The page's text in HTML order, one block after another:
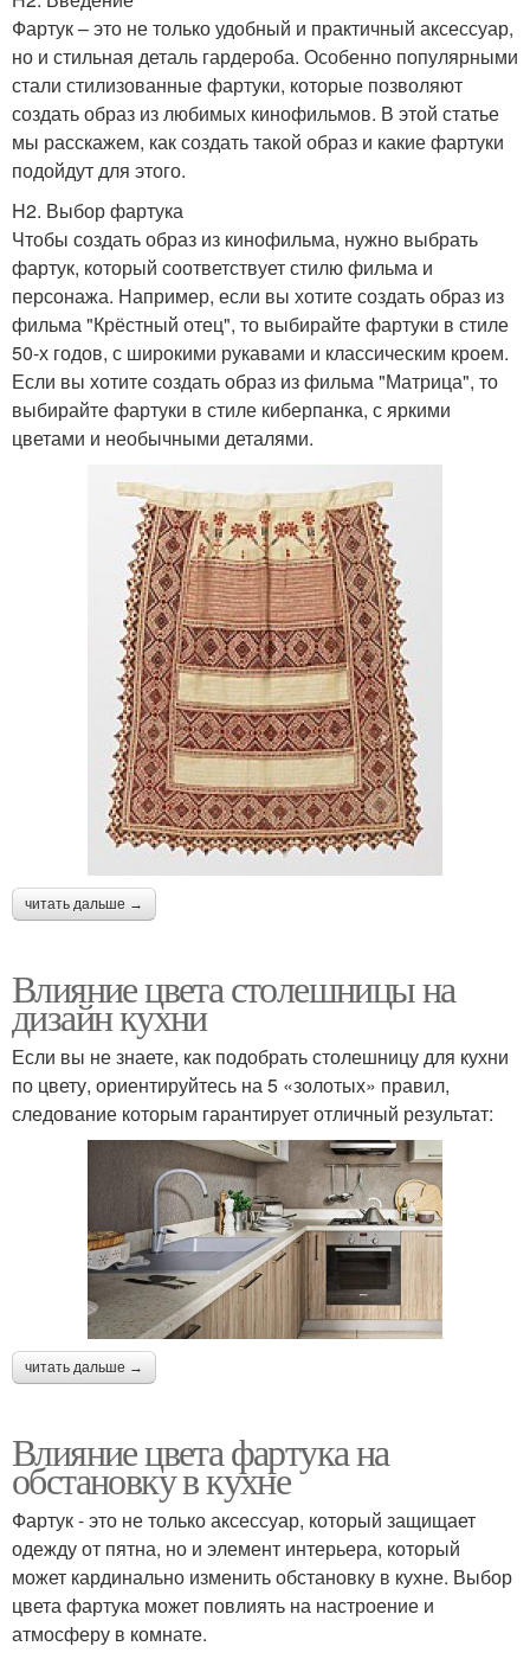
Фартук – это не только удобный и практичный аксессуар,
но и стильная деталь гардероба. Особенно популярными
стали стилизованные фартуки, которые позволяют
создать образ из любимых кинофильмов. В этой статье
мы расскажем, как создать такой образ и какие фартуки
подойдут для этого.
H2. Выбор фартука
Чтобы создать образ из кинофильма, нужно выбрать
фартук, который соответствует стилю фильма и
персонажа. Например, если вы хотите создать образ из
фильма "Крёстный отец", то выбирайте фартуки в стиле
50-х годов, с широкими рукавами и классическим кроем.
Если вы хотите создать образ из фильма "Матрица", то
выбирайте фартуки в стиле киберпанка, с яркими
цветами и необычными деталями.
читать дальше →
Влияние цвета столешницы на
дизайн кухни
Если вы не знаете, как подобрать столешницу для кухни
по цвету, ориентируйтесь на 5 «золотых» правил,
следование которым гарантирует отличный результат:
читать дальше →
Влияние цвета фартука на
обстановку в кухне
Фартук - это не только аксессуар, который защищает
одежду от пятна, но и элемент интерьера, который
может кардинально изменить обстановку в кухне. Выбор
цвета фартука может повлиять на настроение и
атмосферу в комнате.